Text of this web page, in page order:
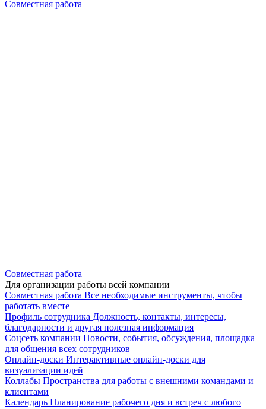
Совместная работа
Совместная работа
Для организации работы всей компании
Совместная работа Все необходимые инструменты, чтобы
работать вместе
Профиль сотрудника Должность, контакты, интересы,
благодарности и другая полезная информация
Соцсеть компании Новости, события, обсуждения, площадка
для общения всех сотрудников
Онлайн-доски Интерактивные онлайн-доски для
визуализации идей
Коллабы Пространства для работы с внешними командами и
клиентами
Календарь Планирование рабочего дня и встреч с любого